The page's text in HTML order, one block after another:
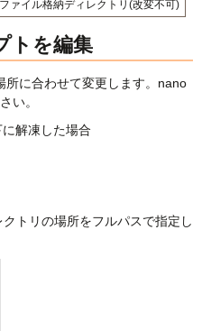
ァイル格納ディレクトリ(改変不可)
トを編集
所に合わせて変更します。nano
い。
解凍した場合
トリの場所をフルパスで指定し